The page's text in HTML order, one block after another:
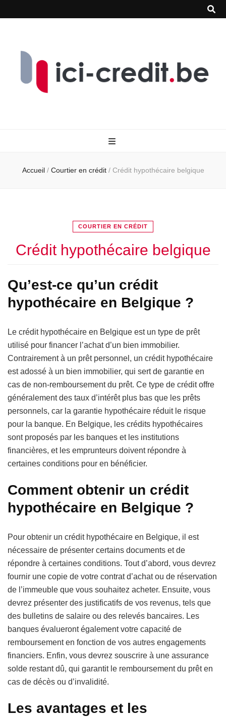
Accueil / Courtier en crédit / Crédit hypothécaire belgique
COURTIER EN CRÉDIT
Crédit hypothécaire belgique
Qu’est-ce qu’un crédit
hypothécaire en Belgique ?
Le crédit hypothécaire en Belgique est un type de prêt
utilisé pour financer l’achat d’un bien immobilier.
Contrairement à un prêt personnel, un crédit hypothécaire
est adossé à un bien immobilier, qui sert de garantie en
cas de non-remboursement du prêt. Ce type de crédit offre
généralement des taux d’intérêt plus bas que les prêts
personnels, car la garantie hypothécaire réduit le risque
pour la banque. En Belgique, les crédits hypothécaires
sont proposés par les banques et les institutions
financières, et les emprunteurs doivent répondre à
certaines conditions pour en bénéficier.
Comment obtenir un crédit
hypothécaire en Belgique ?
Pour obtenir un crédit hypothécaire en Belgique, il est
nécessaire de présenter certains documents et de
répondre à certaines conditions. Tout d’abord, vous devrez
fournir une copie de votre contrat d’achat ou de réservation
de l’immeuble que vous souhaitez acheter. Ensuite, vous
devrez présenter des justificatifs de vos revenus, tels que
des bulletins de salaire ou des relevés bancaires. Les
banques évalueront également votre capacité de
remboursement en fonction de vos autres engagements
financiers. Enfin, vous devrez souscrire à une assurance
solde restant dû, qui garantit le remboursement du prêt en
cas de décès ou d’invalidité.
Les avantages et les